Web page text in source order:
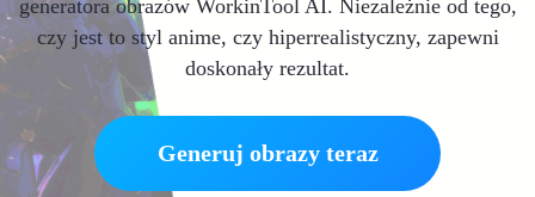
generatora obrazów WorkinTool AI. Niezależnie od tego,
czy jest to styl anime, czy hiperrealistyczny, zapewni
doskonały rezultat.
Generuj obrazy teraz